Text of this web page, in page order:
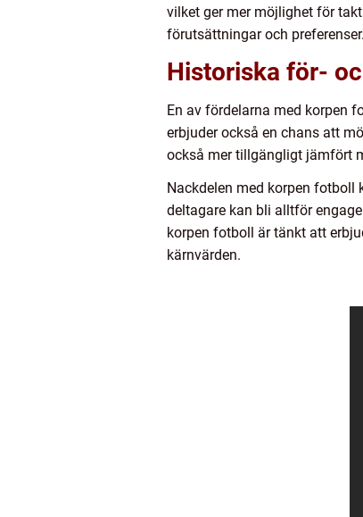
vilket ger mer möjlighet för
förutsättningar och preferenser.
Historiska för-
En av fördelarna med korpen
erbjuder också en chans att
också mer tillgängligt jämfört
Nackdelen med korpen fotboll
deltagare kan bli alltför
korpen fotboll är tänkt att
kärnvärden.